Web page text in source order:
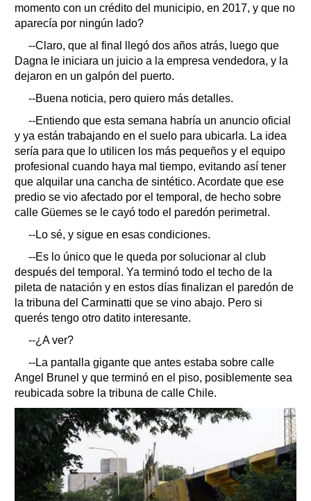
momento con un crédito del municipio, en 2017, y que no
aparecía por ningún lado?
--Claro, que al final llegó dos años atrás, luego que
Dagna le iniciara un juicio a la empresa vendedora, y la
dejaron en un galpón del puerto.
--Buena noticia, pero quiero más detalles.
--Entiendo que esta semana habría un anuncio oficial
y ya están trabajando en el suelo para ubicarla. La idea
sería para que lo utilicen los más pequeños y el equipo
profesional cuando haya mal tiempo, evitando así tener
que alquilar una cancha de sintético. Acordate que ese
predio se vio afectado por el temporal, de hecho sobre
calle Güemes se le cayó todo el paredón perimetral.
--Lo sé, y sigue en esas condiciones.
--Es lo único que le queda por solucionar al club
después del temporal. Ya terminó todo el techo de la
pileta de natación y en estos días finalizan el paredón de
la tribuna del Carminatti que se vino abajo. Pero si
querés tengo otro datito interesante.
--¿A ver?
--La pantalla gigante que antes estaba sobre calle
Angel Brunel y que terminó en el piso, posiblemente sea
reubicada sobre la tribuna de calle Chile.